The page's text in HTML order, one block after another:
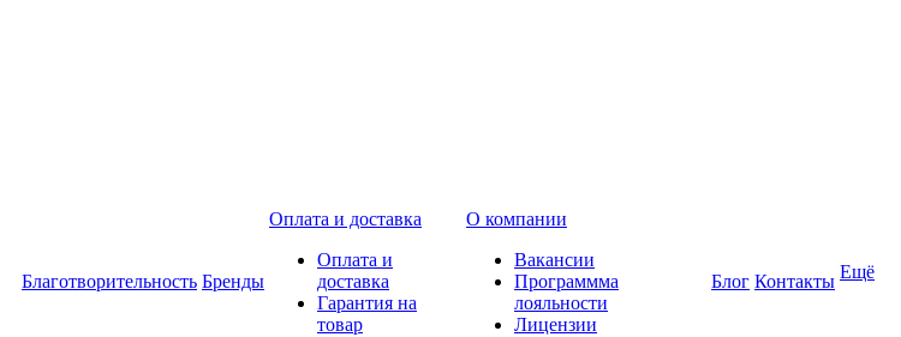
Благотворительность Бренды
Оплата и доставка
Оплата и
доставка
Гарантия на
товар
О компании
Вакансии
Программма
лояльности
Лицензии
Блог Контакты Ещё